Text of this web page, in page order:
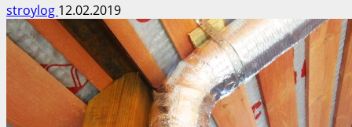
stroylog 12.02.2019